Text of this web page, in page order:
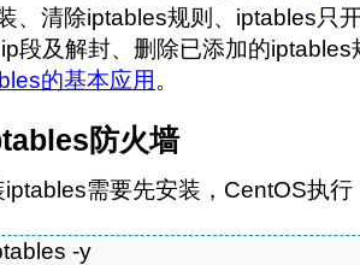
、清除iptables规则、iptables只
段及解封、删除已添加的
的基本应用。
防火墙
需要先安装，CentOS执行
-y